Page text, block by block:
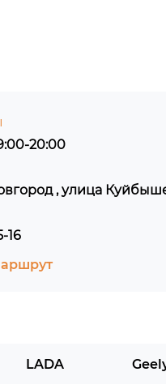
20:00
, улица
16
LADA